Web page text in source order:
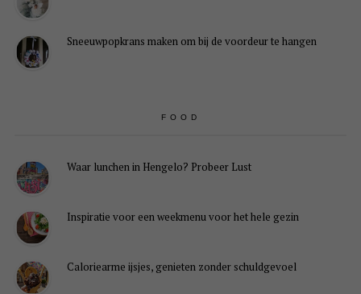
Sneeuwpopkrans maken om bij de voordeur te hangen
FOOD
Waar lunchen in Hengelo? Probeer Lust
Inspiratie voor een weekmenu voor het hele gezin
Caloriearme ijsjes, genieten zonder schuldgevoel